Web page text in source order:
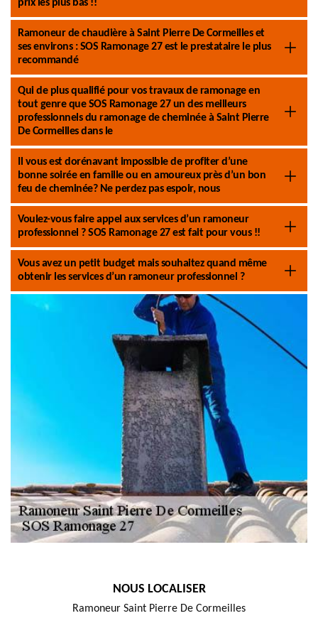
prix les plus bas !!
Ramoneur de chaudière à Saint Pierre De Cormeilles et
ses environs : SOS Ramonage 27 est le prestataire le plus
recommandé
Qui de plus qualifié pour vos travaux de ramonage en
tout genre que SOS Ramonage 27 un des meilleurs
professionnels du ramonage de cheminée à Saint Pierre
De Cormeilles dans le
Il vous est dorénavant impossible de profiter d’une
bonne soirée en famille ou en amoureux près d’un bon
feu de cheminée? Ne perdez pas espoir, nous
Voulez-vous faire appel aux services d’un ramoneur
professionnel ? SOS Ramonage 27 est fait pour vous !!
Vous avez un petit budget mais souhaitez quand même
obtenir les services d’un ramoneur professionnel ?
NOUS LOCALISER
Ramoneur Saint Pierre De Cormeilles